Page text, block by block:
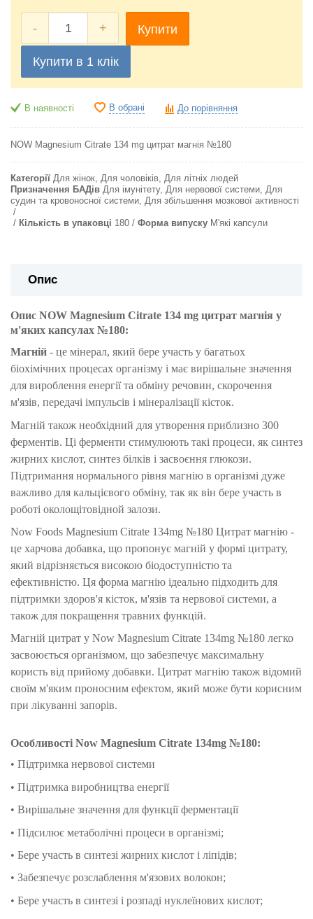
- + Купити
Купити в 1 клік
В наявності В обрані До порівняння
NOW Magnesium Citrate 134 mg цитрат магнія №180
Категорії Для жінок, Для чоловіків, Для літніх людей
Призначення БАДів Для імунітету, Для нервової системи, Для
судин та кровоносної системи, Для збільшення мозкової активності
Кількість в упаковці 180 Форма випуску М'які капсули
Опис
Опис NOW Magnesium Citrate 134 mg цитрат магнія у
м'яких капсулах №180:
Магній - це мінерал, який бере участь у багатьох
біохімічних процесах організму і має вирішальне значення
для вироблення енергії та обміну речовин, скорочення
м'язів, передачі імпульсів і мінералізації кісток.
Магній також необхідний для утворення приблизно 300
ферментів. Ці ферменти стимулюють такі процеси, як синтез
жирних кислот, синтез білків і засвоєння глюкози.
Підтримання нормального рівня магнію в організмі дуже
важливо для кальцієвого обміну, так як він бере участь в
роботі околощітовідной залози.
Now Foods Magnesium Citrate 134mg №180 Цитрат магнію -
це харчова добавка, що пропонує магній у формі цитрату,
який відрізняється високою біодоступністю та
ефективністю. Ця форма магнію ідеально підходить для
підтримки здоров'я кісток, м'язів та нервової системи, а
також для покращення травних функцій.
Магній цитрат у Now Magnesium Citrate 134mg №180 легко
засвоюється організмом, що забезпечує максимальну
користь від прийому добавки. Цитрат магнію також відомий
своїм м'яким проносним ефектом, який може бути корисним
при лікуванні запорів.
Особливості Now Magnesium Citrate 134mg №180:
• Підтримка нервової системи
• Підтримка виробництва енергії
• Вирішальне значення для функції ферментації
• Підсилює метаболічні процеси в організмі;
• Бере участь в синтезі жирних кислот і ліпідів;
• Забезпечує розслаблення м'язових волокон;
• Бере участь в синтезі і розпаді нуклеїнових кислот;